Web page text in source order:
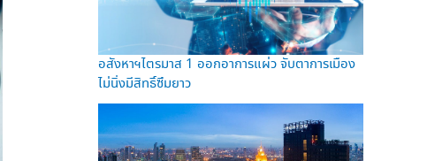
อสังหาฯไตรมาส 1 ออกอาการแผ่ว จับตาการเมือง
ไม่นิ่งมีสิทธิ์ซึมยาว